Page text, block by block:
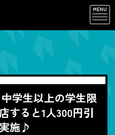
MENU
学生以上の学生限
すると1人300円引
施♪